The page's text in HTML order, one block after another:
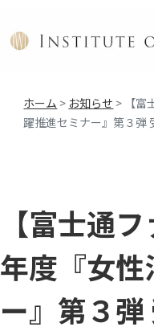
ホーム > お知らせ > 【
躍推進セミナー』第３弾
【富士通
年度『女
ー』第３